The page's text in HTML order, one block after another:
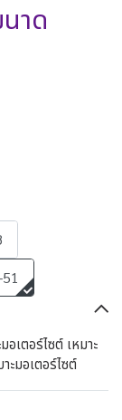
าด
เตอร์ไซต์ เหมาะ
ะมอเตอร์ไซต์